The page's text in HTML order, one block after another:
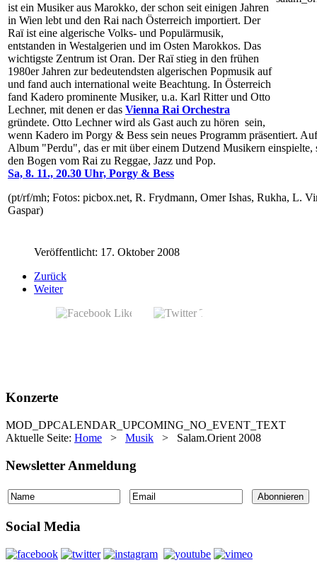
ist ein Musiker aus Marokko, der schon seit einigen Jahren
in Wien lebt und den Rai nach Österreich importiert. Der
Raï ist eine algerische Volks- und Populärmusik,
entstanden in Westalgerien und im Osten Marokkos. Das
wichtigste Zentrum ist Oran. Der Raï stieg in den frühen
1980er Jahren zur bedeutendsten algerischen Popmusik auf
und fand auch international weite Beachtung. In Österreich
fand Kadero prominente Musiker, u.a. Karl Ritter und Otto
Lechner, mit denen er das Vienna Rai Orchestra
gründete. Otto Lechner wird als Gast auch zu hören sein,
wenn Kadero im Porgy & Bess sein neues Programm präsentiert.
Album "Perdu", das er mit über einem Dutzend Musikern einspielte,
den Bogen vom Rai zu Reggae, Jazz und Pop.
Sa, 8. 11., 20.30 Uhr, Porgy & Bess
(pt/rf/mh; Fotos: picbox.net, R. Frydmann, Omer Ishas, Rukha, L.
Gaspar)
Veröffentlicht: 17. Oktober 2008
Zurück
Weiter
Konzerte
MOD_DPCALENDAR_UPCOMING_NO_EVENT_TEXT
Aktuelle Seite: Home > Musik > Salam.Orient 2008
Newsletter Anmeldung
Social Media